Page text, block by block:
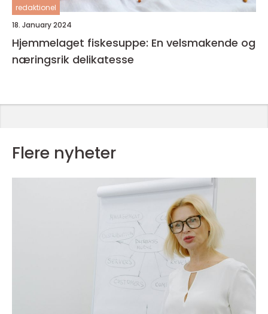
redaktionel
18. January 2024
Hjemmelaget fiskesuppe: En velsmakende og
næringsrik delikatesse
Flere nyheter